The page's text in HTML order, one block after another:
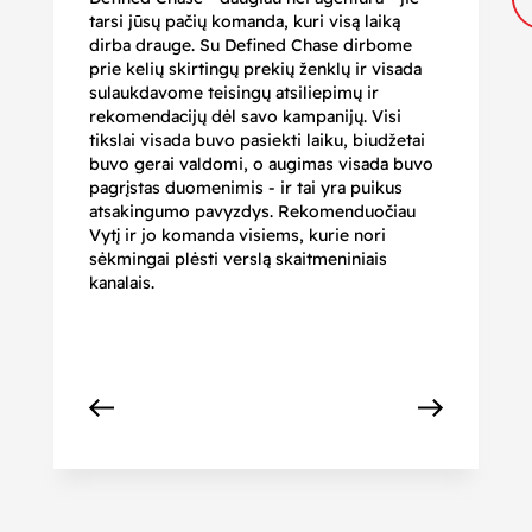
tarsi jūsų pačių komanda, kuri visą laiką
dirba drauge. Su Defined Chase dirbome
prie kelių skirtingų prekių ženklų ir visada
sulaukdavome teisingų atsiliepimų ir
rekomendacijų dėl savo kampanijų. Visi
tikslai visada buvo pasiekti laiku, biudžetai
buvo gerai valdomi, o augimas visada buvo
pagrįstas duomenimis - ir tai yra puikus
atsakingumo pavyzdys. Rekomenduočiau
Vytį ir jo komanda visiems, kurie nori
sėkmingai plėsti verslą skaitmeniniais
kanalais.
ir